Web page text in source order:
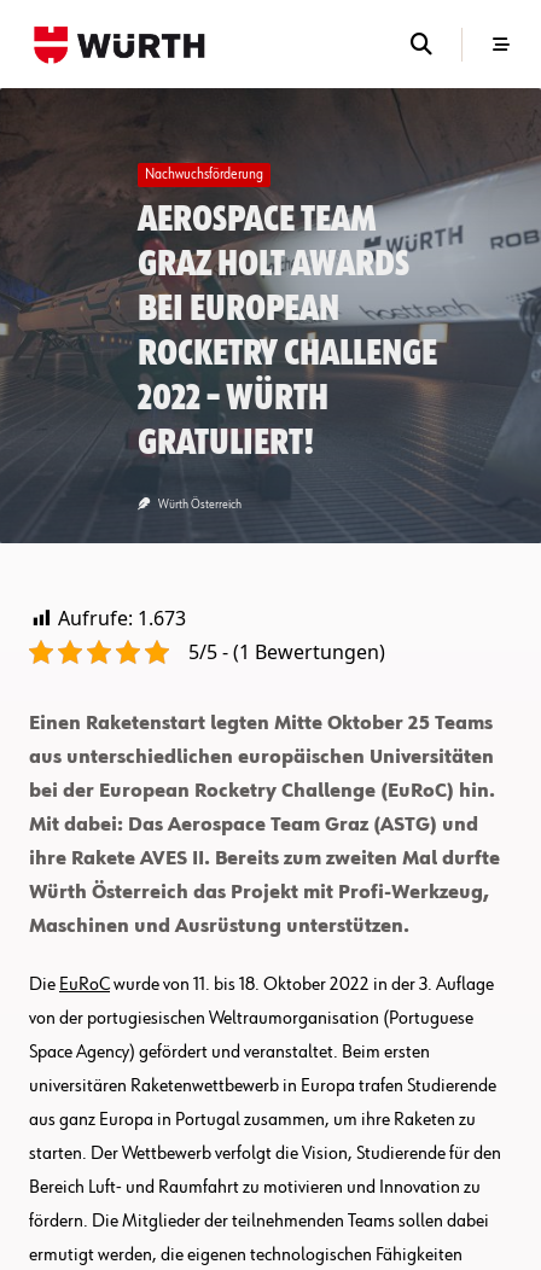
Nachwuchsförderung
Aerospace Team
Graz holt Awards
bei European
Rocketry Challenge
2022 – Würth
gratuliert!
Würth Österreich
Aufrufe: 1.673
5/5 - (1 Bewertungen)
Einen Raketenstart legten Mitte Oktober 25 Teams
aus unterschiedlichen europäischen Universitäten
bei der European Rocketry Challenge (EuRoC) hin.
Mit dabei: Das Aerospace Team Graz (ASTG) und
ihre Rakete AVES II. Bereits zum zweiten Mal durfte
Würth Österreich das Projekt mit Profi-Werkzeug,
Maschinen und Ausrüstung unterstützen.
Die EuRoCwurde von 11. bis 18. Oktober 2022 in der 3. Auflage
von der portugiesischen Weltraumorganisation (Portuguese
Space Agency) gefördert und veranstaltet. Beim ersten
universitären Raketenwettbewerb in Europa trafen Studierende
aus ganz Europa in Portugal zusammen, um ihre Raketen zu
starten. Der Wettbewerb verfolgt die Vision, Studierende für den
Bereich Luft- und Raumfahrt zu motivieren und Innovation zu
fördern. Die Mitglieder der teilnehmenden Teams sollen dabei
ermutigt werden, die eigenen technologischen Fähigkeiten